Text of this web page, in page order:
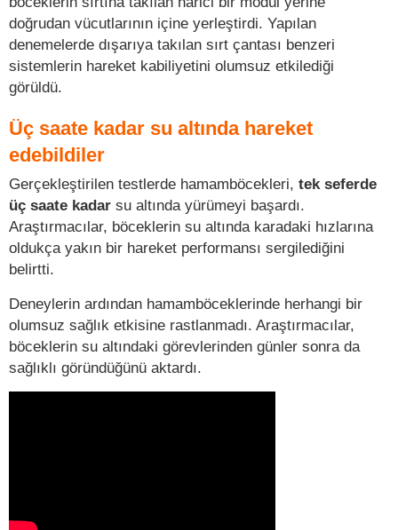
doğrudan vücutlarının içine yerleştirdi. Yapılan
denemelerde dışarıya takılan sırt çantası benzeri
sistemlerin hareket kabiliyetini olumsuz etkilediği
görüldü.
Üç saate kadar su altında hareket
edebildiler
Gerçekleştirilen testlerde hamamböcekleri, tek seferde
üç saate kadar su altında yürümeyi başardı.
Araştırmacılar, böceklerin su altında karadaki hızlarına
oldukça yakın bir hareket performansı sergilediğini
belirtti.
Deneylerin ardından hamamböceklerinde herhangi bir
olumsuz sağlık etkisine rastlanmadı. Araştırmacılar,
böceklerin su altındaki görevlerinden günler sonra da
sağlıklı göründüğünü aktardı.